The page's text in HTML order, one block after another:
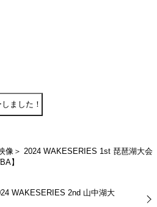
ました！
像＞ 2024 WAKESERIES 1st 琵琶湖大
】
WAKESERIES 2nd 山中湖大